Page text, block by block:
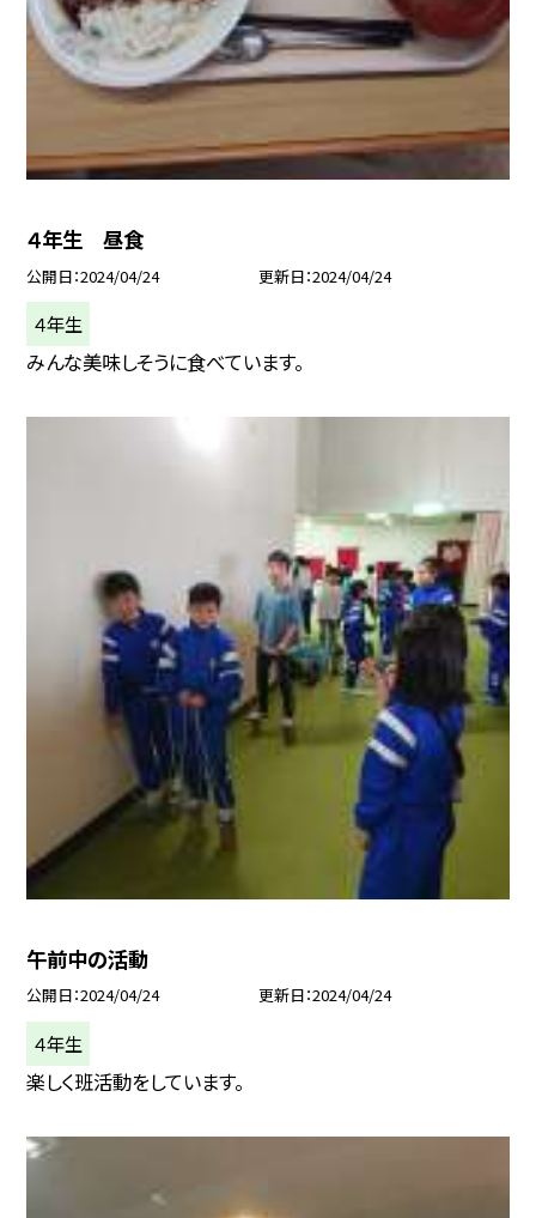
４年生 昼食
公開日 2024/04/24 更新日 2024/04/24
４年生
みんな美味しそうに食べています。
午前中の活動
公開日 2024/04/24 更新日 2024/04/24
４年生
楽しく班活動をしています。